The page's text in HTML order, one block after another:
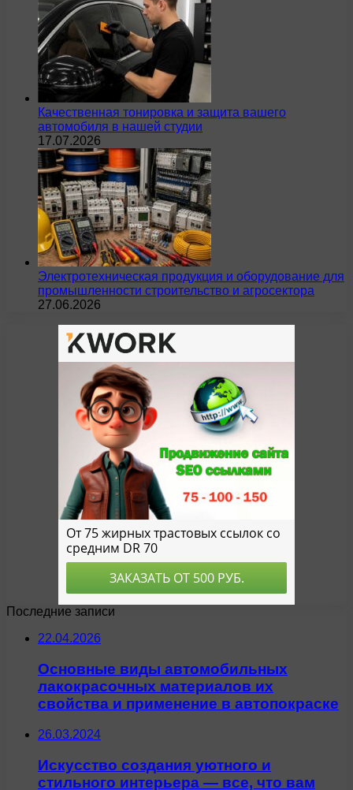
Качественная тонировка и защита вашего
автомобиля в нашей студии
17.07.2026
Электротехническая продукция и оборудование для
промышленности строительство и агросектора
27.06.2026
Последние записи
22.04.2026
Основные виды автомобильных
лакокрасочных материалов их
свойства и применение в автопокраске
26.03.2024
Искусство создания уютного и
стильного интерьера — все, что вам